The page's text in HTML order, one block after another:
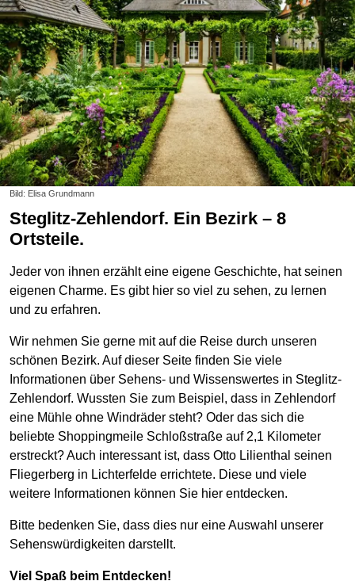
Bild: Elisa Grundmann
Steglitz-Zehlendorf. Ein Bezirk – 8
Ortsteile.
Jeder von ihnen erzählt eine eigene Geschichte, hat seinen
eigenen Charme. Es gibt hier so viel zu sehen, zu lernen
und zu erfahren.
Wir nehmen Sie gerne mit auf die Reise durch unseren
schönen Bezirk. Auf dieser Seite finden Sie viele
Informationen über Sehens- und Wissenswertes in Steglitz-
Zehlendorf. Wussten Sie zum Beispiel, dass in Zehlendorf
eine Mühle ohne Windräder steht? Oder das sich die
beliebte Shoppingmeile Schloßstraße auf 2,1 Kilometer
erstreckt? Auch interessant ist, dass Otto Lilienthal seinen
Fliegerberg in Lichterfelde errichtete. Diese und viele
weitere Informationen können Sie hier entdecken.
Bitte bedenken Sie, dass dies nur eine Auswahl unserer
Sehenswürdigkeiten darstellt.
Viel Spaß beim Entdecken!